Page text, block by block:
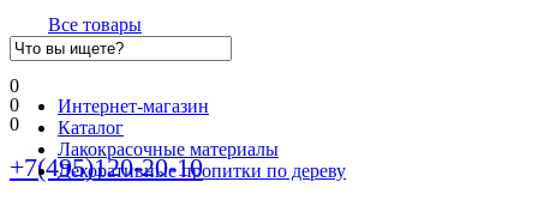
Все товары
0
0
0
+7(495)120-20-10
Интернет-магазин
Каталог
Лакокрасочные материалы
Декоративные пропитки по дереву